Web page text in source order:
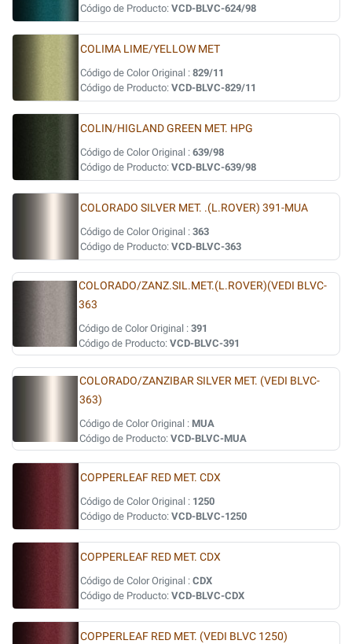
Código de Producto: VCD-BLVC-624/98
COLIMA LIME/YELLOW MET
Código de Color Original : 829/11
Código de Producto: VCD-BLVC-829/11
COLIN/HIGLAND GREEN MET. HPG
Código de Color Original : 639/98
Código de Producto: VCD-BLVC-639/98
COLORADO SILVER MET. .(L.ROVER) 391-MUA
Código de Color Original : 363
Código de Producto: VCD-BLVC-363
COLORADO/ZANZ.SIL.MET.(L.ROVER)(VEDI BLVC-
363
Código de Color Original : 391
Código de Producto: VCD-BLVC-391
COLORADO/ZANZIBAR SILVER MET. (VEDI BLVC-
363)
Código de Color Original : MUA
Código de Producto: VCD-BLVC-MUA
COPPERLEAF RED MET. CDX
Código de Color Original : 1250
Código de Producto: VCD-BLVC-1250
COPPERLEAF RED MET. CDX
Código de Color Original : CDX
Código de Producto: VCD-BLVC-CDX
COPPERLEAF RED MET. (VEDI BLVC 1250)